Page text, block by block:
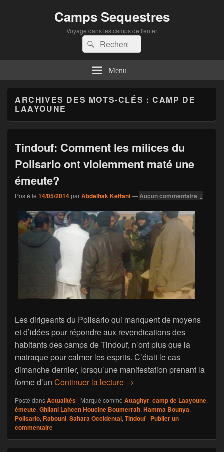
Camps Sequestres
Voyage dans les camps de l'enfer
Recherche :
Rechercher
Menu
ARCHIVES DES MOTS-CLÉS :CAMP DE
LAAYOUNE
Tindouf: Comment les milices du
Polisario ont violemment maté une
émeute?
Posté le 14/05/2014parAbdelhak Kettani—Aucun commentaire ↓
Les dirigeants du Polisario qui manquent de moyens
et d’idées pour répondre aux revendications des
habitants des camps de Tindouf, n’ont plus que la
matraque pour calmer les esprits. C’était le cas
dimanche dernier, lorsqu’une manifestation prenant la
forme d’un Continuer la lecture Tindouf: Comment les
→
Posté dansActualités | Marqué comme Attaghyr,camp de Laayoune,
émeute,Ghilani Lahcen Houcine Boumerrah,Hamma Bounya,
Polisario, Rabouni,Sahara Occidental,Tindouf | Publier un
commentaire